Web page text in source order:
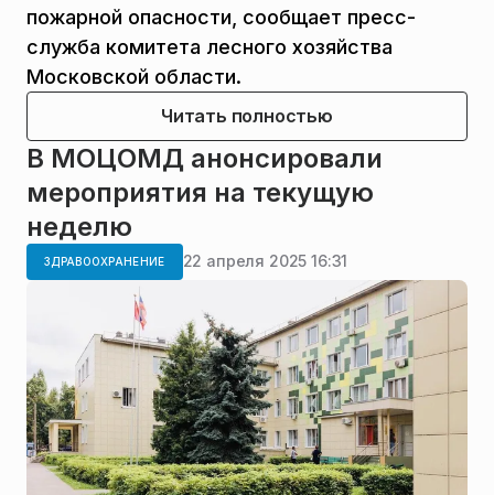
пожарной опасности, сообщает пресс-
служба комитета лесного хозяйства
Московской области.
Читать полностью
В МОЦОМД анонсировали
мероприятия на текущую
неделю
ЗДРАВООХРАНЕНИЕ 22 апреля 2025 16:31